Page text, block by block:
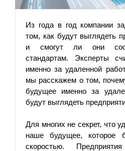
Из года в год компании
том, как будут выглядеть
и смогут ли они
стандартам. Эксперты
именно за удаленной
мы расскажем о том,
будущее именно за
будут выглядеть
Для многих не секрет, что
наше будущее, которое
скоростью.